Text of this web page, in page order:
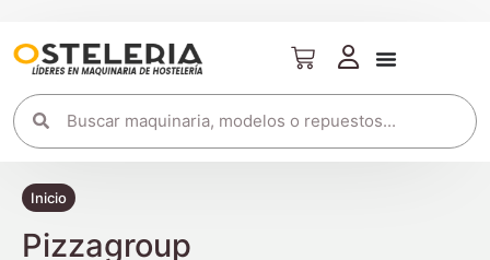
Inicio
Pizzagroup